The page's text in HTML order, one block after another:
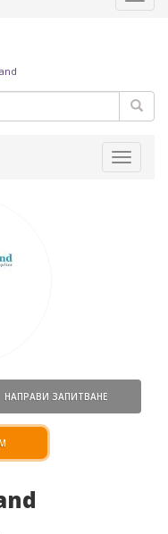
Toggle
НАПРАВИ ЗАПИТВАНЕ